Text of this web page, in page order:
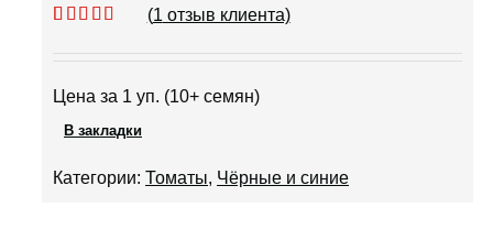
опроса
пользователя
(1 отзыв клиента)
Цена за 1 уп. (10+ семян)
В закладки
Категории: Томаты, Чёрные и синие